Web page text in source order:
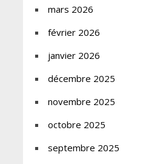
mars 2026
février 2026
janvier 2026
décembre 2025
novembre 2025
octobre 2025
septembre 2025